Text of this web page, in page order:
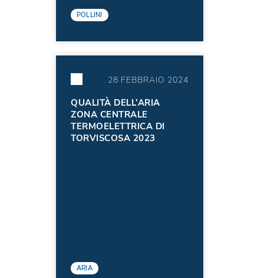
POLLINI
28 FEBBRAIO 2024
QUALITÀ DELL’ARIA
ZONA CENTRALE
TERMOELETTRICA DI
TORVISCOSA 2023
ARIA